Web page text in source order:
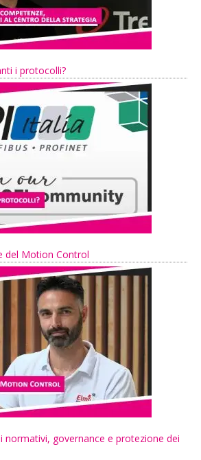
i protocolli?
del Motion Control
normativi, governance e protezione dei